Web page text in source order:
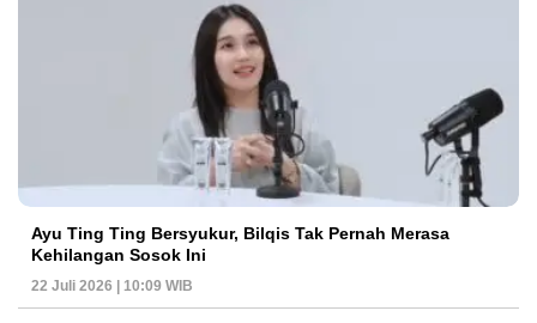
Ayu Ting Ting Bersyukur, Bilqis Tak Pernah Merasa
Kehilangan Sosok Ini
22 Juli 2026 | 10:09 WIB